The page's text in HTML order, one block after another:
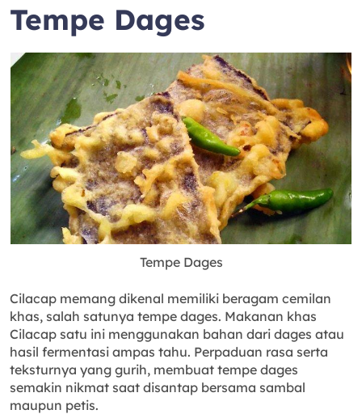
Tempe Dages
Tempe Dages
Cilacap memang dikenal memiliki beragam cemilan
khas, salah satunya tempe dages. Makanan khas
Cilacap satu ini menggunakan bahan dari dages atau
hasil fermentasi ampas tahu. Perpaduan rasa serta
teksturnya yang gurih, membuat tempe dages
semakin nikmat saat disantap bersama sambal
maupun petis.